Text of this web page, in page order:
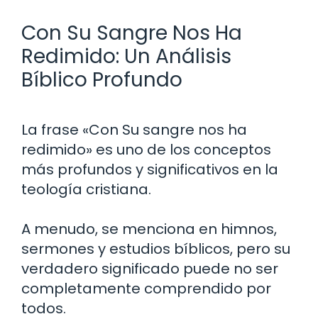
Con Su Sangre Nos Ha
Redimido: Un Análisis
Bíblico Profundo
La frase «Con Su sangre nos ha
redimido» es uno de los conceptos
más profundos y significativos en la
teología cristiana.
A menudo, se menciona en himnos,
sermones y estudios bíblicos, pero su
verdadero significado puede no ser
completamente comprendido por
todos.